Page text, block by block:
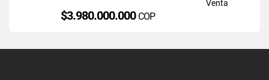
Venta
$3.980.000.000 COP